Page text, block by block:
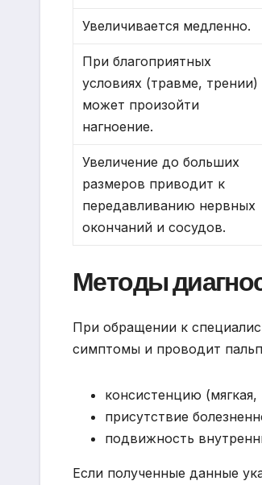
Увеличивается медленно.
При благоприятных
условиях (травме, трении)
может произойти
нагноение.
Увеличение до больших
размеров приводит к
передавливанию нервных
окончаний и сосудов.
Методы
При обращении к
симптомы и проводит
консистенцию (мягкая,
присутствие
подвижность
Если полученные данные